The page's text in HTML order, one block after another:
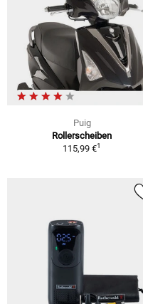
Puig
Rollerscheiben
115,99 €1